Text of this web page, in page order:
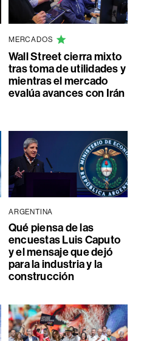
MERCADOS
Wall Street cierra mixto
tras toma de utilidades y
mientras el mercado
evalúa avances con Irán
ARGENTINA
Qué piensa de las
encuestas Luis Caputo
y el mensaje que dejó
para la industria y la
construcción